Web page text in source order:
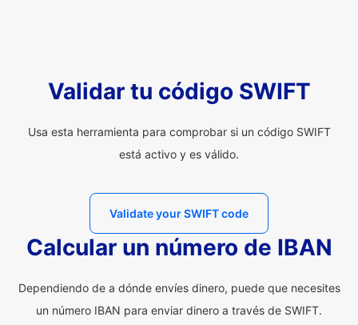
Validar tu código SWIFT
Usa esta herramienta para comprobar si un código SWIFT
está activo y es válido.
Validate your SWIFT code
Calcular un número de IBAN
Dependiendo de a dónde envíes dinero, puede que necesites
un número IBAN para enviar dinero a través de SWIFT.